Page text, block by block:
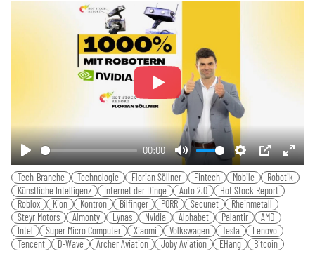
Play
00:00
Mute Settings
PIP
Tech-Branche Technologie Florian Söllner Fintech Mobile
Robotik
Künstliche Intelligenz
Internet der Dinge Auto 2.0
Hot Stock Report
Roblox
Kion Kontron Bilfinger PORR Secunet
Rheinmetall
Steyr Motors
Almonty Lynas Nvidia Alphabet Palantir
AMD
Intel
Super Micro Computer Xiaomi Volkswagen Tesla
Lenovo
Tencent
D-Wave Archer Aviation Joby Aviation EHang Bitcoin